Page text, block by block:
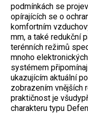
podmínkách se
opírajících se o
komfortním
mm, a také redukční
terénních režimů
mnoho
systémem
ukazujícím aktuální
zobrazením vnějších
praktičnost je
charakteru typu